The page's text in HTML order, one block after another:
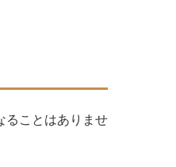
ことはありませ